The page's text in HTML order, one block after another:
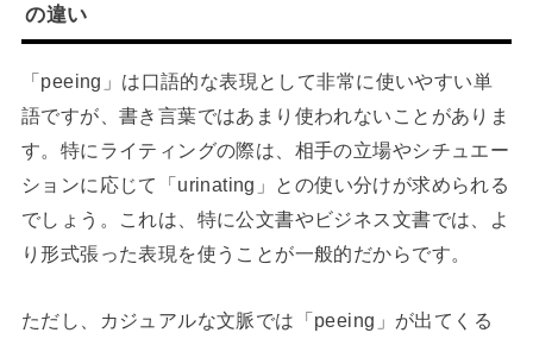
の違い
「peeing」は口語的な表現として非常に使いやすい単
語ですが、書き言葉ではあまり使われないことがありま
す。特にライティングの際は、相手の立場やシチュエー
ションに応じて「urinating」との使い分けが求められる
でしょう。これは、特に公文書やビジネス文書では、よ
り形式張った表現を使うことが一般的だからです。
ただし、カジュアルな文脈では「peeing」が出てくる